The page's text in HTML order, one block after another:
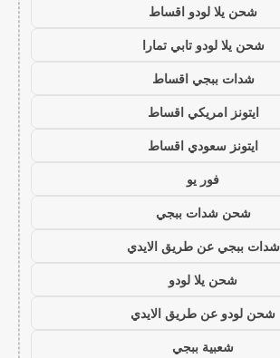
شحن يلا لودو اقساط
شحن يلا لودو تابي تمارا
شدات ببجي اقساط
ايتونز امريكي اقساط
ايتونز سعودي اقساط
فور يو
شحن شدات ببجي
شدات ببجي عن طريق الايدي
شحن يلا لودو
شحن لودو عن طريق الايدي
شعبية ببجي